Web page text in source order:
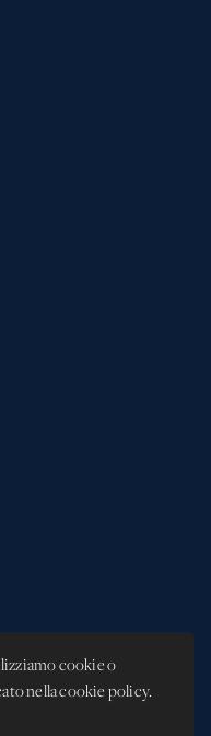
cookie o
nella cookie policy.